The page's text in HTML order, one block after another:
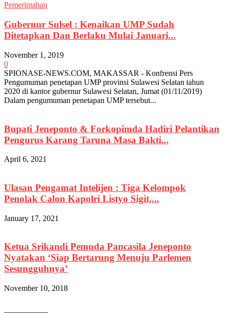
Pemerintahan
Gubernur Sulsel : Kenaikan UMP Sudah
Ditetapkan Dan Berlaku Mulai Januari...
November 1, 2019
0
SPIONASE-NEWS.COM, MAKASSAR - Konfrensi Pers
Pengumuman penetapan UMP provinsi Sulawesi Selatan tahun
2020 di kantor gubernur Sulawesi Selatan, Jumat (01/11/2019)
Dalam pengumuman penetapan UMP tersebut...
Bupati Jeneponto & Forkopimda Hadiri Pelantikan
Pengurus Karang Taruna Masa Bakti...
April 6, 2021
Ulasan Pengamat Intelijen : Tiga Kelompok
Penolak Calon Kapolri Listyo Sigit,...
January 17, 2021
Ketua Srikandi Pemuda Pancasila Jeneponto
Nyatakan ‘Siap Bertarung Menuju Parlemen
Sesungguhnya’
November 10, 2018